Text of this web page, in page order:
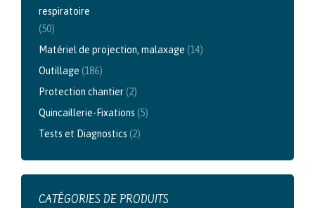
respiratoire
(50)
Matériel de projection, malaxage (14)
Outillage (186)
Protection chantier(2)
Quincaillerie-Fixations (5)
Tests et Diagnostics (2)
CATÉGORIES DE PRODUITS